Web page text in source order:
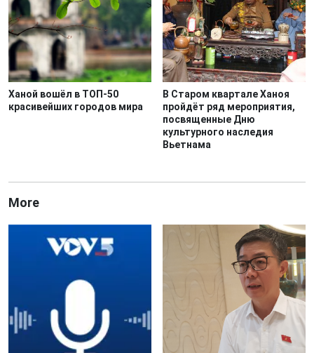
Ханой вошёл в ТОП-50
красивейших городов мира
В Старом квартале Ханоя
пройдёт ряд мероприятия,
посвященные Дню
культурного наследия
Вьетнама
More